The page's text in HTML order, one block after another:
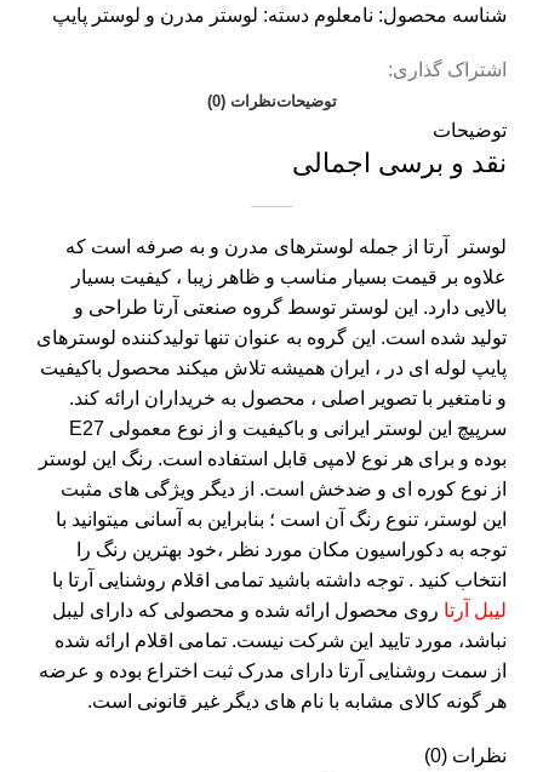
شناسه محصول: نامعلوم دسته: لوستر مدرن و لوستر پایپ
اشتراک گذاری:
توضیحاتنظرات (0)
توضیحات
نقد و برسی اجمالی
لوستر آرتا از جمله لوسترهای مدرن و به صرفه است که
علاوه بر قیمت بسیار مناسب و ظاهر زیبا ، کیفیت بسیار
بالایی دارد. این لوستر توسط گروه صنعتی آرتا طراحی و
تولید شده است. این گروه به عنوان تنها تولیدکننده لوسترهای
پایپ لوله ای در ، ایران همیشه تلاش میکند محصول باکیفیت
و نامتغیر با تصویر اصلی ، محصول به خریداران ارائه کند.
سرپیچ این لوستر ایرانی و باکیفیت و از نوع معمولی E27
بوده و برای هر نوع لامپی قابل استفاده است. رنگ این لوستر
از نوع کوره ای و ضدخش است. از دیگر ویژگی های مثبت
این لوستر، تنوع رنگ آن است ؛ بنابراین به آسانی میتوانید با
توجه به دکوراسیون مکان مورد نظر ،خود بهترین رنگ را
انتخاب کنید . توجه داشته باشید تمامی اقلام روشنایی آرتا با
لیبل آرتا روی محصول ارائه شده و محصولی که دارای لیبل
نباشد، مورد تایید این شرکت نیست. تمامی اقلام ارائه شده
از سمت روشنایی آرتا دارای مدرک ثبت اختراع بوده و عرضه
هر گونه کالای مشابه با نام های دیگر غیر قانونی است.
نظرات (0)